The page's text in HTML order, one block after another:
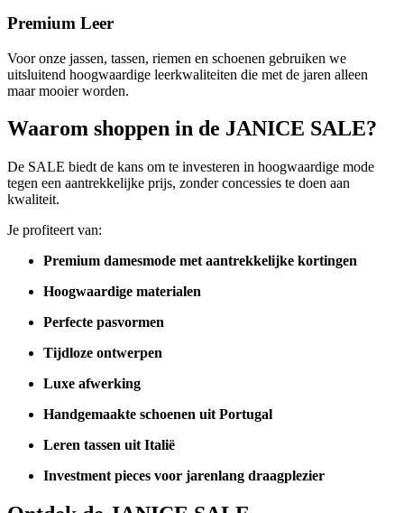
Premium Leer
Voor onze jassen, tassen, riemen en schoenen gebruiken we
uitsluitend hoogwaardige leerkwaliteiten die met de jaren alleen
maar mooier worden.
Waarom shoppen in de JANICE SALE?
De SALE biedt de kans om te investeren in hoogwaardige mode
tegen een aantrekkelijke prijs, zonder concessies te doen aan
kwaliteit.
Je profiteert van:
Premium damesmode met aantrekkelijke kortingen
Hoogwaardige materialen
Perfecte pasvormen
Tijdloze ontwerpen
Luxe afwerking
Handgemaakte schoenen uit Portugal
Leren tassen uit Italië
Investment pieces voor jarenlang draagplezier